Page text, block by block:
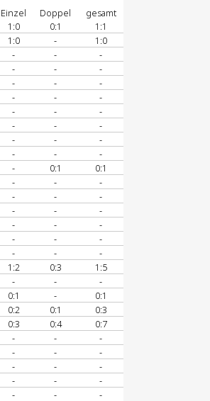
Einzel Doppel
gesamt
1:0 0:1
1:1
1:0 -
1:0
- -
-
- -
-
- -
-
- -
-
- -
-
- -
-
- -
-
- -
-
- 0:1
0:1
- -
-
- -
-
- -
-
- -
-
- -
-
- -
-
1:2 0:3
1:5
- -
-
0:1 -
0:1
0:2 0:1
0:3
0:3 0:4
0:7
- -
-
- -
-
- -
-
- -
-
- - -